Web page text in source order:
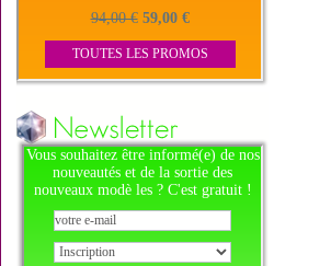
94,00 € 59,00 €
TOUTES LES PROMOS
Vous souhaitez être informé(e) de nos
nouveautés et de la sortie des
nouveaux modè les ? C'est gratuit !